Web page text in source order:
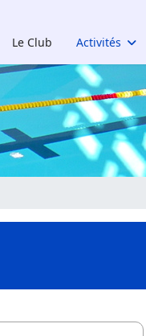
Le Club Activités